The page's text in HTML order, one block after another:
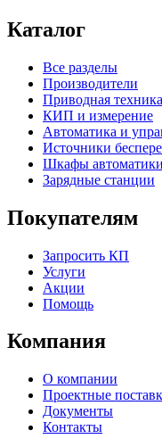
Каталог
Все разделы
Производители
Приводная техника
КИП и измерение
Автоматика и
Источники
Шкафы автоматики
Зарядные станции
Покупателям
Запросить КП
Услуги
Акции
Помощь
Компания
О компании
Проектные
Документы
Контакты